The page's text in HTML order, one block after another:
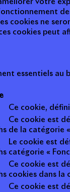
votre
cookies ne
cookies peut
essentiels
Ce cookie,
Ce cookie est
de la catégorie
Le cookie est
catégorie «
Ce cookie est
cookies dans la
Ce cookie est